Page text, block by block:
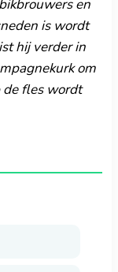
en
is wordt
hij verder in
om
de fles wordt